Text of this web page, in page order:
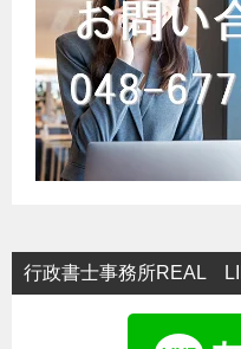
行政書士事務所REAL